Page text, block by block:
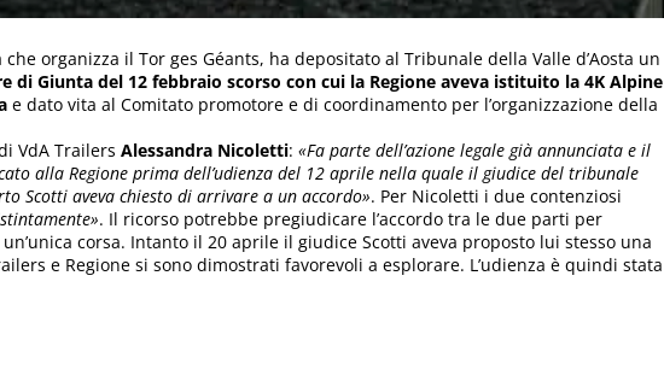
organizza il Tor ges Géants, ha depositato al Tribunale della Valle d’Aosta un
di Giunta del 12 febbraio scorso con cui la Regione aveva istituito la 4K Alpine
e dato vita al Comitato promotore e di coordinamento per l’organizzazione della
VdA Trailers Alessandra Nicoletti: «Fa parte dell’azione legale già annunciata e il
alla Regione prima dell’udienza del 12 aprile nella quale il giudice del tribunale
Scotti aveva chiesto di arrivare a un accordo». Per Nicoletti i due contenziosi
. Il ricorso potrebbe pregiudicare l’accordo tra le due parti per
corsa. Intanto il 20 aprile il giudice Scotti aveva proposto lui stesso una
e Regione si sono dimostrati favorevoli a esplorare. L’udienza è quindi stata